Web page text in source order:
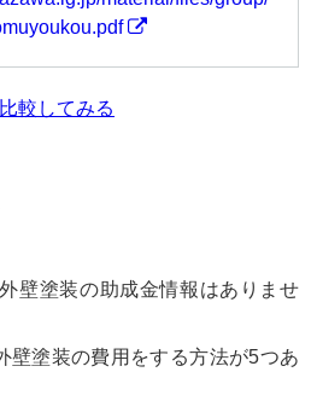
較してみる
壁塗装の助成金情報はありませ
壁塗装の費用をする方法が5つあ